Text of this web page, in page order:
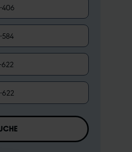
406
584
622
622